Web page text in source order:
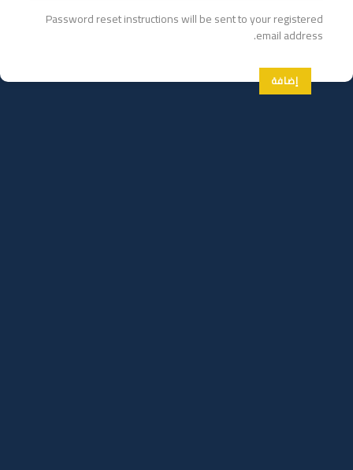
Password reset instructions will be sent to your registered
email address.